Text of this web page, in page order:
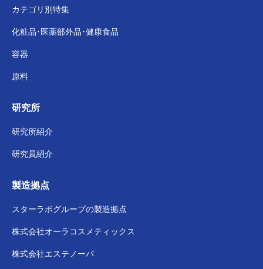
カテゴリ別特集
化粧品･医薬部外品･健康食品
容器
原料
研究所
研究所紹介
研究員紹介
製造拠点
スターラボグループの製造拠点
株式会社オーラコスメティックス
株式会社エステノーバ